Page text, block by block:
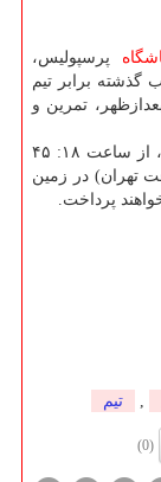
پرسپولیس،
برابر تیم
تمرین و
تیم فوتبال پرسپولیس امروز یکشنبه ۲۹ فروردین، از ساعت ۱۸: ۴۵
۱۷: ۴۵ دقیقه به وقت تهران) در زمین
پرداخت.
, تیم
(0)